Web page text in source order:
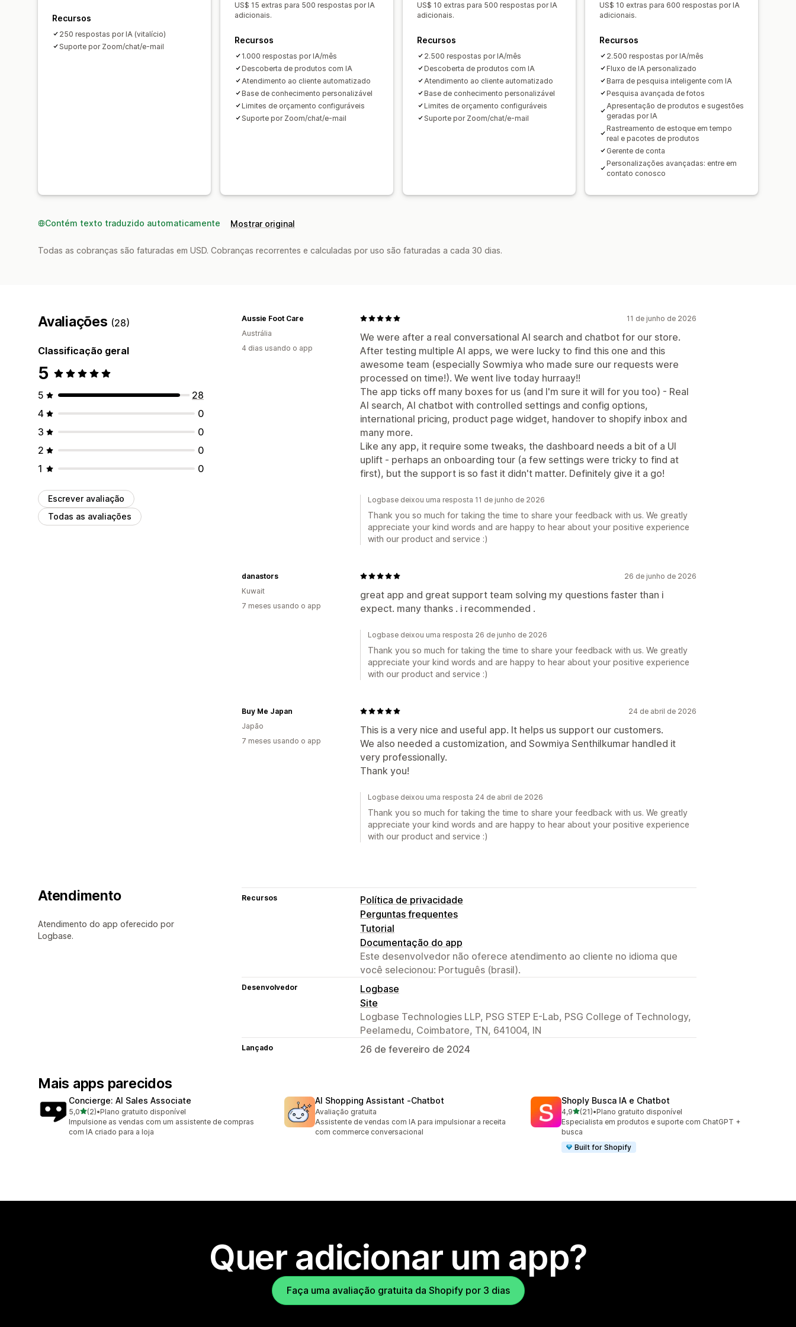
Insights de comportamento
Consultas de busca
Recursos
250 respostas por IA (vitalício)
Suporte por Zoom/chat/e-mail
US$ 15 extras para 500 respostas por IA
adicionais.
Recursos
1.000 respostas por IA/mês
Descoberta de produtos com IA
Atendimento ao cliente automatizado
Base de conhecimento personalizável
Limites de orçamento configuráveis
Suporte por Zoom/chat/e-mail
US$ 10 extras para 500 respostas por IA
adicionais.
Recursos
2.500 respostas por IA/mês
Descoberta de produtos com IA
Atendimento ao cliente automatizado
Base de conhecimento personalizável
Limites de orçamento configuráveis
Suporte por Zoom/chat/e-mail
US$ 10 extras para 600 respostas por IA
adicionais.
Recursos
2.500 respostas por IA/mês
Fluxo de IA personalizado
Barra de pesquisa inteligente com IA
Pesquisa avançada de fotos
Apresentação de produtos e sugestões
geradas por IA
Rastreamento de estoque em tempo
real e pacotes de produtos
Gerente de conta
Personalizações avançadas: entre em
contato conosco
Contém texto traduzido automaticamente Mostrar original
Todas as cobranças são faturadas em USD. Cobranças recorrentes e calculadas por uso são faturadas a cada 30 dias.
Avaliações (28)
Classificação geral
5
5
28
4
0
3
0
2
0
1
0
Escrever avaliação
Todas as avaliações
11 de junho de 2026
We were after a real conversational AI search and chatbot for our store.
After testing multiple AI apps, we were lucky to find this one and this
awesome team (especially Sowmiya who made sure our requests were
processed on time!). We went live today hurraay!!
The app ticks off many boxes for us (and I'm sure it will for you too) - Real
AI search, AI chatbot with controlled settings and config options,
international pricing, product page widget, handover to shopify inbox and
many more.
Like any app, it require some tweaks, the dashboard needs a bit of a UI
uplift - perhaps an onboarding tour (a few settings were tricky to find at
first), but the support is so fast it didn't matter. Definitely give it a go!
Aussie Foot Care
Austrália
4 dias usando o app
Logbase deixou uma resposta 11 de junho de 2026
Thank you so much for taking the time to share your feedback with us. We greatly
appreciate your kind words and are happy to hear about your positive experience
with our product and service :)
26 de junho de 2026
great app and great support team solving my questions faster than i
expect. many thanks . i recommended .
danastors
Kuwait
7 meses usando o app
Logbase deixou uma resposta 26 de junho de 2026
Thank you so much for taking the time to share your feedback with us. We greatly
appreciate your kind words and are happy to hear about your positive experience
with our product and service :)
24 de abril de 2026
This is a very nice and useful app. It helps us support our customers.
We also needed a customization, and Sowmiya Senthilkumar handled it
very professionally.
Thank you!
Buy Me Japan
Japão
7 meses usando o app
Logbase deixou uma resposta 24 de abril de 2026
Thank you so much for taking the time to share your feedback with us. We greatly
appreciate your kind words and are happy to hear about your positive experience
with our product and service :)
Atendimento
Atendimento do app oferecido por
Logbase.
Recursos
Política de privacidade
Perguntas frequentes
Tutorial
Documentação do app
Este desenvolvedor não oferece atendimento ao cliente no idioma que
você selecionou: Português (brasil).
Desenvolvedor
Logbase
Site
Logbase Technologies LLP, PSG STEP E-Lab, PSG College of Technology,
Peelamedu, Coimbatore, TN, 641004, IN
Lançado 26 de fevereiro de 2024
Mais apps parecidos
Concierge: AI Sales Associate
5,0de 5 estrelas
(2)
2 avaliações ao todo
•Plano gratuito disponível
Impulsione as vendas com um assistente de compras
com IA criado para a loja
AI Shopping Assistant ‑Chatbot
Avaliação gratuita
Assistente de vendas com IA para impulsionar a receita
com commerce conversacional
Shoply Busca IA e Chatbot
4,9de 5 estrelas
(21)
21 avaliações ao todo
•Plano gratuito disponível
Especialista em produtos e suporte com ChatGPT +
busca
Built for Shopify
Quer adicionar um app?
Faça uma avaliação gratuita da Shopify por 3 dias